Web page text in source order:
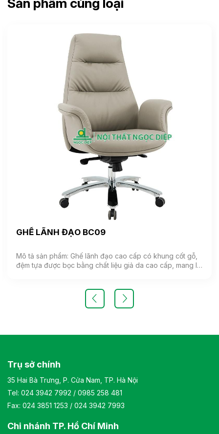
GHẾ LÃNH ĐẠO BC09
Mô tả sản phẩm: Ghế lãnh đạo cao cấp có khung cốt gỗ,
đệm tựa được bọc bằng chất liệu giả da cao cấp, mang lại
bảo tính bền vững và thẩm mỹ.( Sản phẩm nhập khẩu )
Màu sắc: Tùy chọn Chất liệu: Ghế lãnh đạo cao cấp có
Trụ sở chính
35 Hai Bà Trưng, P. Cửa Nam, TP. Hà Nội
Tel: 024 3942 7992 / 0985 258 481
Fax: 024 3851 1253 / 024 3942 7993
Chi nhánh TP. Hồ Chí Minh